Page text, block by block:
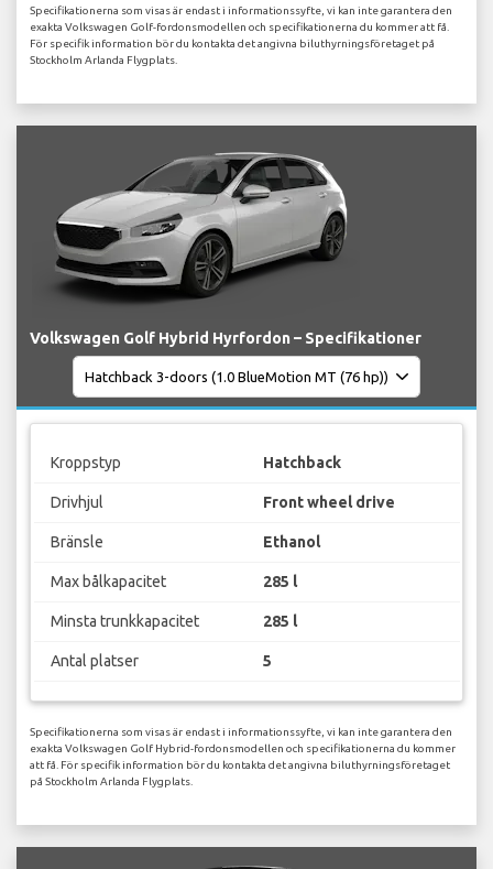
Specifikationerna som visas är endast i informationssyfte, vi kan inte garantera den
exakta Volkswagen Golf-fordonsmodellen och specifikationerna du kommer att få.
För specifik information bör du kontakta det angivna biluthyrningsföretaget på
Stockholm Arlanda Flygplats.
Volkswagen Golf Hybrid Hyrfordon – Specifikationer
Kroppstyp Hatchback
Drivhjul Front wheel drive
Bränsle Ethanol
Max bålkapacitet 285 l
Minsta trunkkapacitet 285 l
Antal platser 5
Specifikationerna som visas är endast i informationssyfte, vi kan inte garantera den
exakta Volkswagen Golf Hybrid-fordonsmodellen och specifikationerna du kommer
att få. För specifik information bör du kontakta det angivna biluthyrningsföretaget
på Stockholm Arlanda Flygplats.